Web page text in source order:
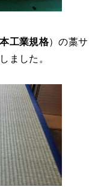
工業規格）の藁サ
ました。